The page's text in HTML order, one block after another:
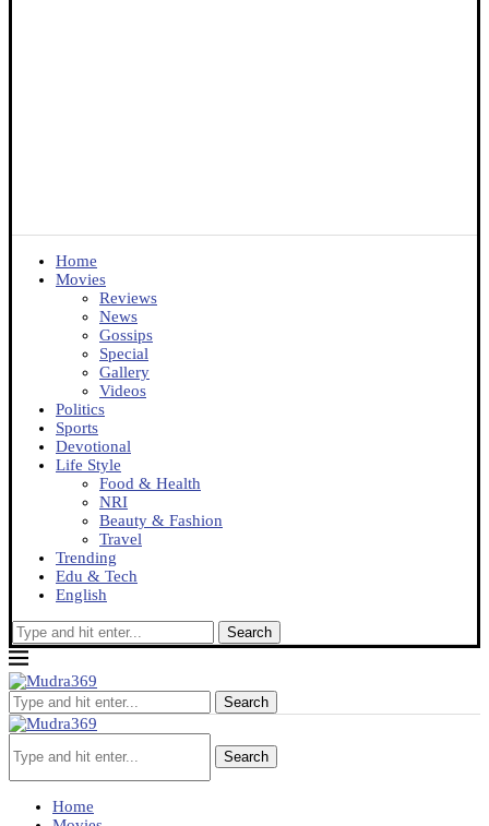
Home
Movies
Reviews
News
Gossips
Special
Gallery
Videos
Politics
Sports
Devotional
Life Style
Food & Health
NRI
Beauty & Fashion
Travel
Trending
Edu & Tech
English
Search
Search
Search
Home